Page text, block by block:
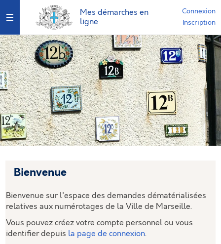
Mes démarches en
ligne
Connexion
Inscription
Ouvrir le menu
Bienvenue
Bienvenue sur l'espace des demandes dématérialisées
relatives aux numérotages de la Ville de Marseille.
Vous pouvez créez votre compte personnel ou vous
identifier depuis la page de connexion.